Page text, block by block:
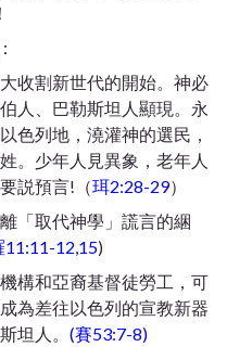
：
收割新世代的開始。神必
人、巴勒斯坦人顯現。永
色列地，澆灌神的選民，
。少年人見異象，老年人
説預言!（珥2:28-29）
「取代神學」謊言的綑
11:11-12,15)
構和亞裔基督徒勞工，可
為差往以色列的宣教新器
坦人。 (賽53:7-8)